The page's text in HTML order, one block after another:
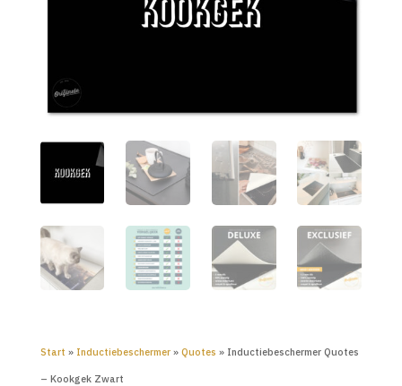
Start » Inductiebeschermer» Quotes » Inductiebeschermer Quotes
– Kookgek Zwart